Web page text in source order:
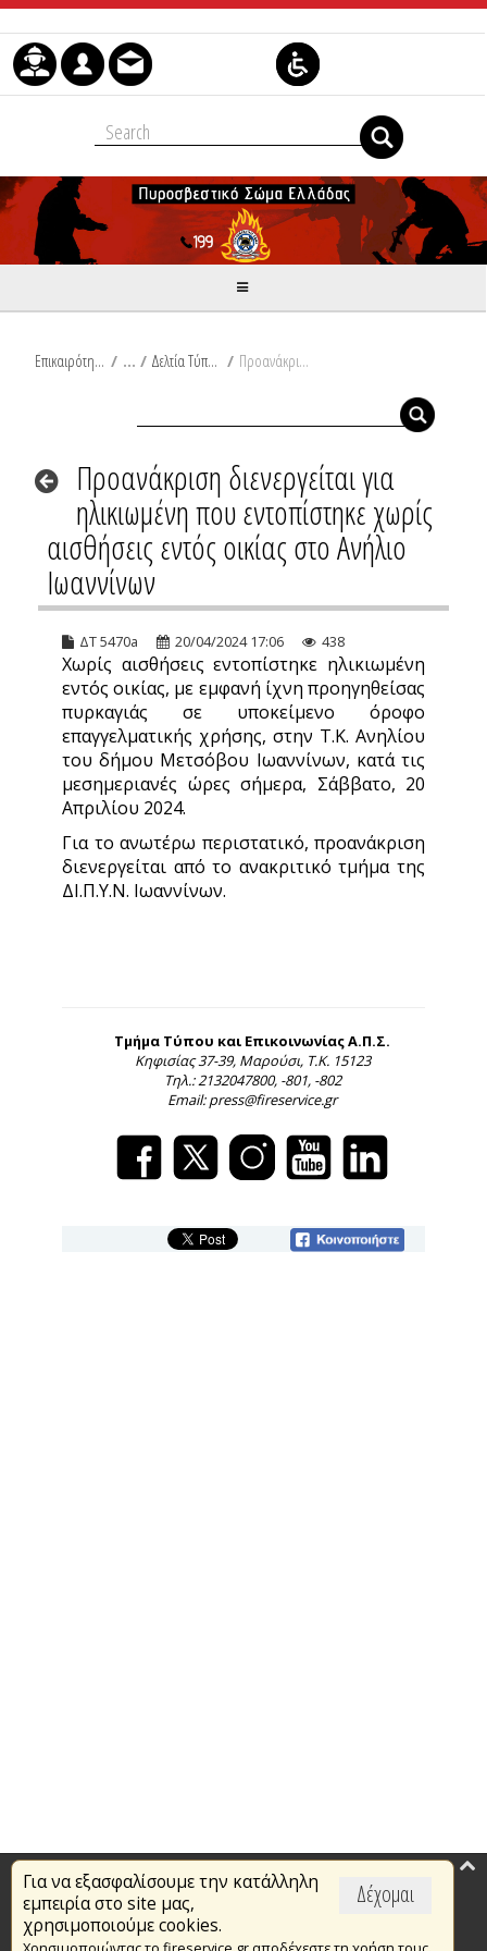
Μετάβαση στο περιεχόμενο
Επικαιρότητα / Δελτία Τύπου / Προανάκριση διενεργείται για ηλικιωμένη που εντοπίστηκε χωρίς αισθήσεις εντός οικίας στο Ανήλιο Ιωαννίνων
Προανάκριση διενεργείται για
ηλικιωμένη που εντοπίστηκε χωρίς
αισθήσεις εντός οικίας στο Ανήλιο
Ιωαννίνων
ΔΤ 5470a 20/04/2024 17:06 438
Χωρίς αισθήσεις εντοπίστηκε ηλικιωμένη
εντός οικίας, με εμφανή ίχνη προηγηθείσας
πυρκαγιάς σε υποκείμενο όροφο
επαγγελματικής χρήσης, στην Τ.Κ. Ανηλίου
του δήμου Μετσόβου Ιωαννίνων, κατά τις
μεσημεριανές ώρες σήμερα, Σάββατο, 20
Απριλίου 2024.
Για το ανωτέρω περιστατικό, προανάκριση
διενεργείται από το ανακριτικό τμήμα της
ΔΙ.Π.Υ.Ν. Ιωαννίνων.
Τμήμα Τύπου και Επικοινωνίας Α.Π.Σ.
Κηφισίας 37-39, Μαρούσι, Τ.Κ. 15123
Τηλ.: 2132047800, -801, -802
Email: press@fireservice.gr
Δέχομαι
Για να εξασφαλίσουμε την κατάλληλη
εμπειρία στο site μας,
χρησιμοποιούμε cookies.
Επικαιρότητα
Το Πυροσβεστικό Σώμα